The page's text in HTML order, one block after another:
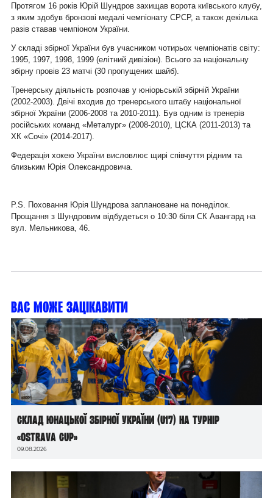
Протягом 16 років Юрій Шундров захищав ворота київського клубу,
з яким здобув бронзові медалі чемпіонату СРСР, а також декілька
разів ставав чемпіоном України.
У складі збірної України був учасником чотирьох чемпіонатів світу:
1995, 1997, 1998, 1999 (елітний дивізіон). Всього за національну
збірну провів 23 матчі (30 пропущених шайб).
Тренерську діяльність розпочав у юніорьській збірній України
(2002-2003). Двічі входив до тренерського штабу національної
збірної України (2006-2008 та 2010-2011). Був одним із тренерів
російських команд «Металург» (2008-2010), ЦСКА (2011-2013) та
ХК «Сочі» (2014-2017).
Федерація хокею України висловлює щирі співчуття рідним та
близьким Юрія Олександровича.
P.S. Поховання Юрія Шундрова заплановане на понеділок.
Прощання з Шундровим відбудеться о 10:30 біля СК Авангард на
вул. Мельникова, 46.
Вас може зацікавити
Склад юнацької збірної України (U17) на турнір
«Ostrava Cup»
09.08.2026